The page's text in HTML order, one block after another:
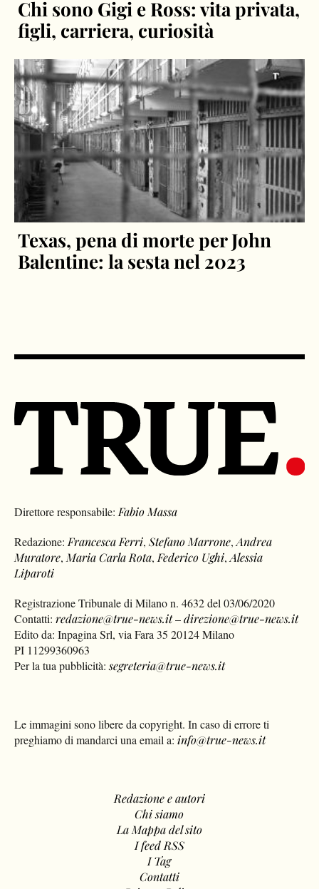
Chi sono Gigi e Ross: vita privata,
figli, carriera, curiosità
Texas, pena di morte per John
Balentine: la sesta nel 2023
Direttore responsabile: Fabio Massa
Redazione: Francesca Ferri,Stefano Marrone,Andrea
Muratore, Maria Carla Rota, Federico Ughi,Alessia
Liparoti
Registrazione Tribunale di Milano n. 4632 del 03/06/2020
Contatti:redazione@true-news.it–direzione@true-news.it
Edito da: Inpagina Srl, via Fara 35 20124 Milano
PI 11299360963
Per la tua pubblicità:segreteria@true-news.it
Le immagini sono libere da copyright. In caso di errore ti
preghiamo di mandarci una email a: info@true-news.it
Redazione e autori
Chi siamo
La Mappa del sito
I feed RSS
I Tag
Contatti